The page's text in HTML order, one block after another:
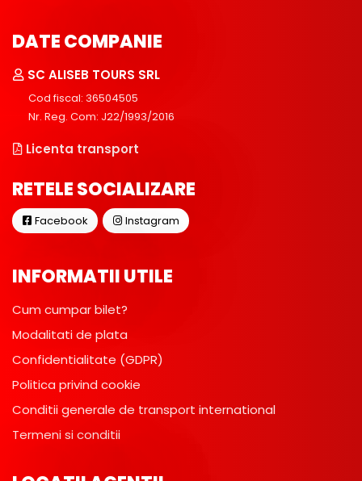
DATE COMPANIE
SC ALISEB TOURS SRL
Cod fiscal: 36504505
Nr. Reg. Com: J22/1993/2016
Licenta transport
RETELE SOCIALIZARE
Facebook Instagram
INFORMATII UTILE
Cum cumpar bilet?
Modalitati de plata
Confidentialitate (GDPR)
Politica privind cookie
Conditii generale de transport international
Termeni si conditii